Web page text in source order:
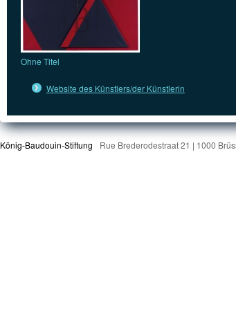
Ohne Titel
Website des Künstlers/der Künstlerin
König-Baudouin-Stiftung Rue Brederodestraat 21 | 1000